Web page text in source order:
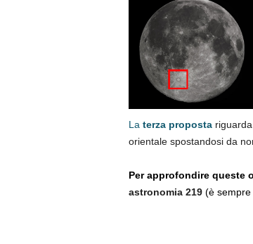
La terza propostariguarda
orientale spostandosi da
Per approfondire queste
astronomia 219 (è sempre